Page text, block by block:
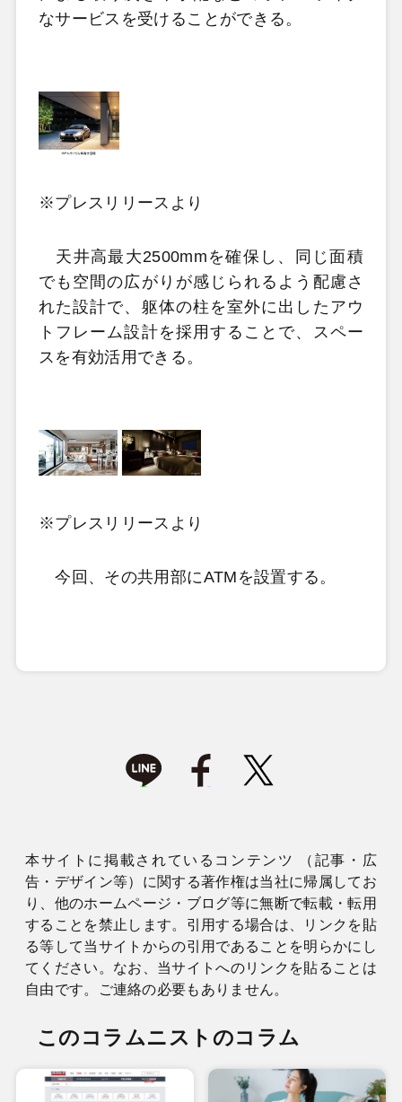
なサービスを受けることができる。
※プレスリリースより
天井高最大2500mmを確保し、同じ面積
でも空間の広がりが感じられるよう配慮さ
れた設計で、躯体の柱を室外に出したアウ
トフレーム設計を採用することで、スペー
スを有効活用できる。
※プレスリリースより
今回、その共用部にATMを設置する。
本サイトに掲載されているコンテンツ （記事・広
告・デザイン等）に関する著作権は当社に帰属してお
り、他のホームページ・ブログ等に無断で転載・転用
することを禁止します。引用する場合は、リンクを貼
る等して当サイトからの引用であることを明らかにし
てください。なお、当サイトへのリンクを貼ることは
自由です。ご連絡の必要もありません。
このコラムニストのコラム